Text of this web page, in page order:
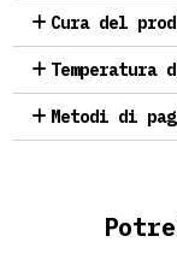
Cura del
Metodi di